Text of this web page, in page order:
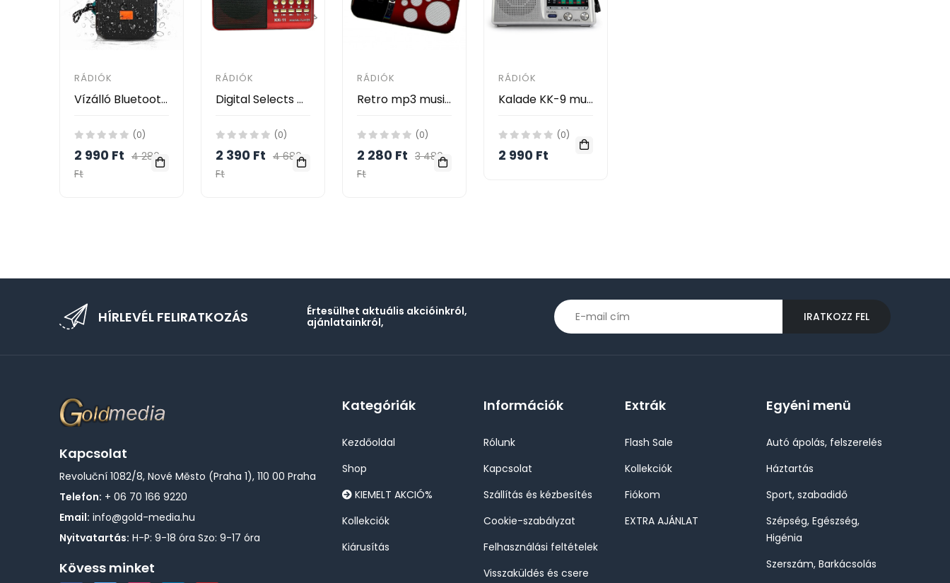
RÁDIÓK
Vízálló Bluetooth hangszóró - USB/TF, FM Rádió - A13
(0)
2 990 Ft 4 280
Ft
RÁDIÓK
Digital Selects Music Player/ FM Radio USB/ TF H033U
(0)
2 390 Ft 4 680
Ft
RÁDIÓK
Retro mp3 music digital options R0-019
(0)
2 280 Ft 3 480
Ft
RÁDIÓK
Kalade KK-9 multisávos rádió
(0)
2 990 Ft
HÍRLEVÉL FELIRATKOZÁS
Értesülhet aktuális akcióinkról,
ajánlatainkról,
IRATKOZZ FEL
Kapcsolat
Revoluční 1082/8, Nové Město (Praha 1), 110 00 Praha
Telefon: + 06 70 166 9220
Email: info@gold-media.hu
Nyitvatartás: H-P: 9-18 óra Szo: 9-17 óra
Kövess minket
Kategóriák
Kezdőoldal
Shop
KIEMELT AKCIÓ%
Kollekciók
Kiárusítás
Információk
Rólunk
Kapcsolat
Szállítás és kézbesítés
Cookie-szabályzat
Felhasználási feltételek
Visszaküldés és csere
Extrák
Flash Sale
Kollekciók
Fiókom
EXTRA AJÁNLAT
Egyéni menü
Autó ápolás, felszerelés
Háztartás
Sport, szabadidő
Szépség, Egészség,
Higénia
Szerszám, Barkácsolás